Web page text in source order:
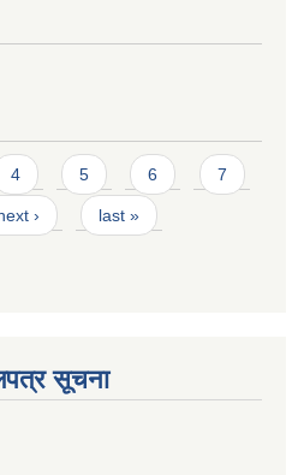
4 5 6 7
› last »
सूचना